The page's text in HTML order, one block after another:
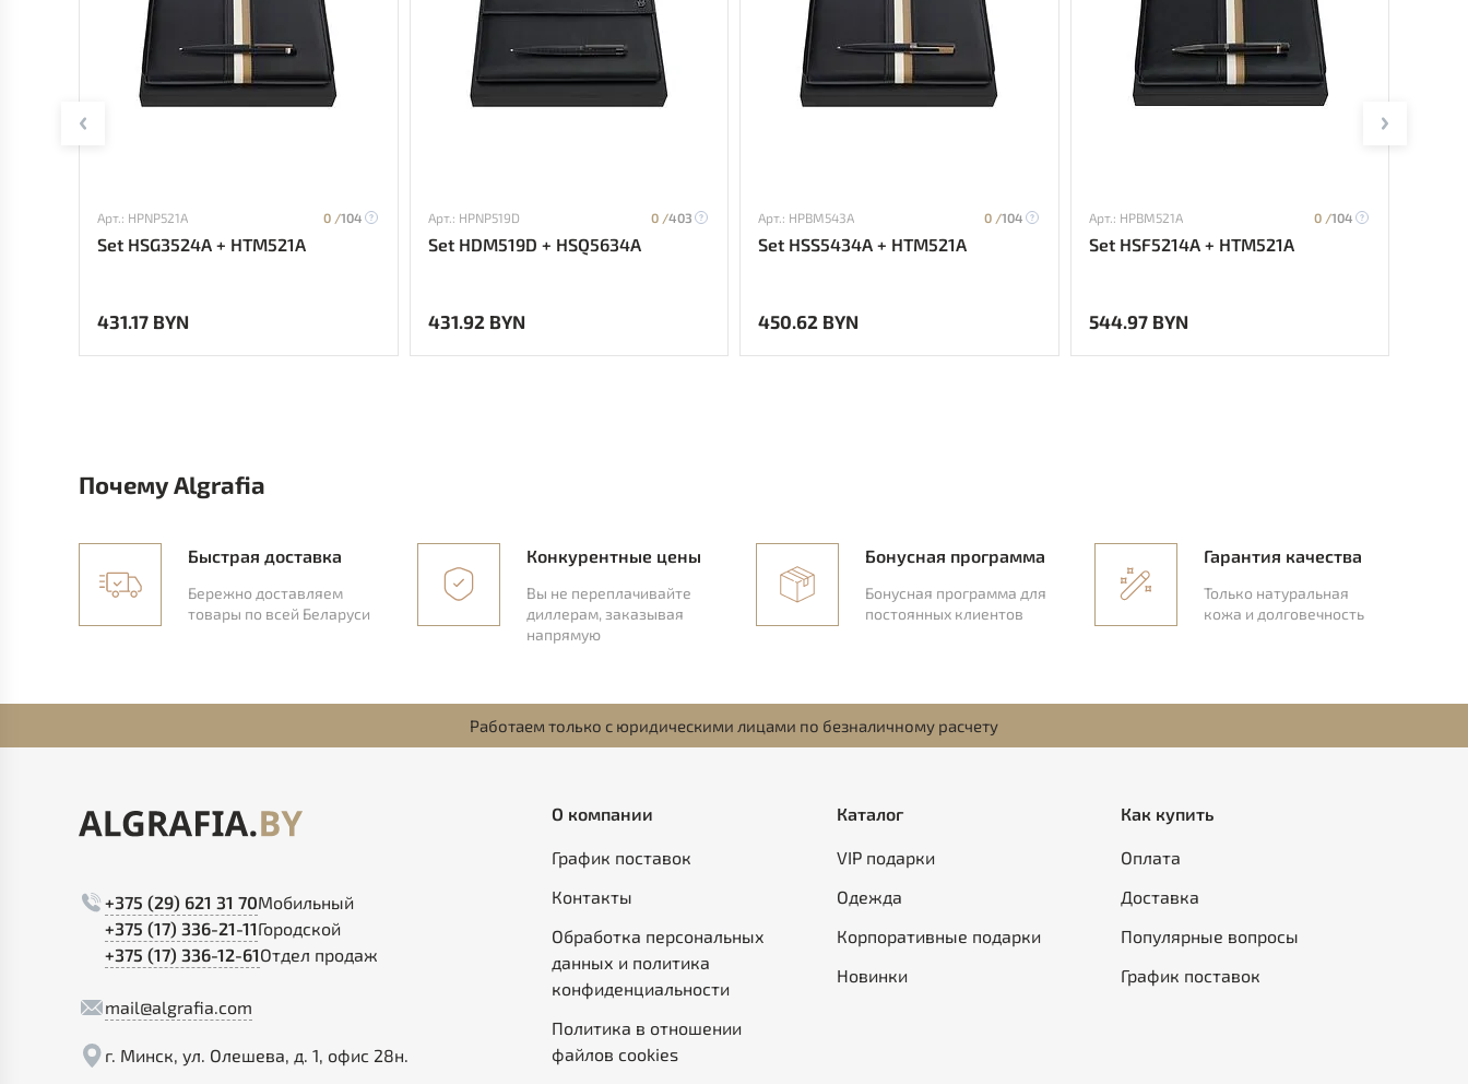
Арт.: HPNP521A 0 /104
Set HSG3524A + HTM521A
431.17 BYN
Арт.: HPNP519D 0 /403
Set HDM519D + HSQ5634A
431.92 BYN
Арт.: HPBM543A 0 /104
Set HSS5434A + HTM521A
450.62 BYN
Арт.: HPBM521A 0 /104
Set HSF5214A + HTM521A
544.97 BYN
Почему Algrafia
Быстрая доставка
Бережно доставляем
товары по всей Беларуси
Конкурентные цены
Вы не переплачивайте
диллерам, заказывая
напрямую
Бонусная программа
Бонусная программа для
постоянных клиентов
Гарантия качества
Только натуральная
кожа и долговечность
Работаем только с юридическими лицами по безналичному расчету
+375 (29) 621 31 70Мобильный
+375 (17) 336-21-11Городской
+375 (17) 336-12-61Отдел продаж
mail@algrafia.com
г. Минск, ул. Олешева, д. 1, офис 28н.
О компании
График поставок
Контакты
Обработка персональных
данных и политика
конфиденциальности
Политика в отношении
файлов cookies
Каталог
VIP подарки
Одежда
Корпоративные подарки
Новинки
Как купить
Оплата
Доставка
Популярные вопросы
График поставок